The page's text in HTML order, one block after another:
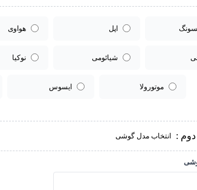
اپل هواوی
شیائومی نوکیا
موتورولا ایسوس
: انتخاب مدل گوشی